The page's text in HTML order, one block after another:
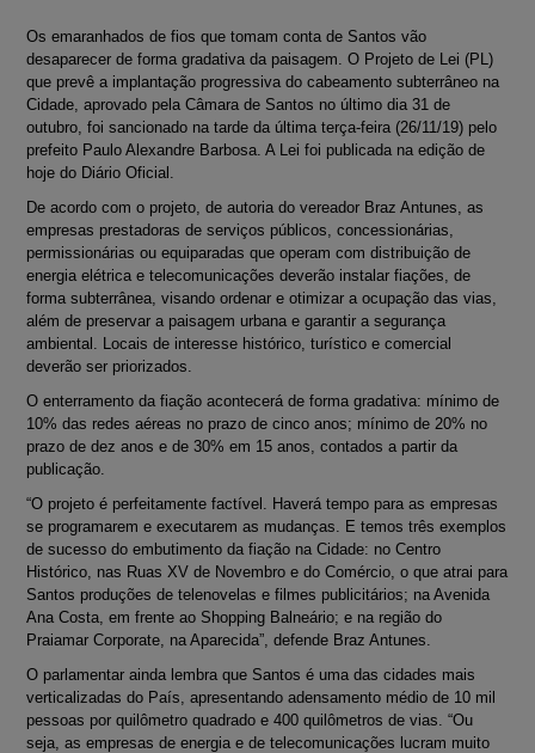
Os emaranhados de fios que tomam conta de Santos vão
desaparecer de forma gradativa da paisagem. O Projeto de Lei (PL)
que prevê a implantação progressiva do cabeamento subterrâneo na
Cidade, aprovado pela Câmara de Santos no último dia 31 de
outubro, foi sancionado na tarde da última terça-feira (26/11/19) pelo
prefeito Paulo Alexandre Barbosa. A Lei foi publicada na edição de
hoje do Diário Oficial.
De acordo com o projeto, de autoria do vereador Braz Antunes, as
empresas prestadoras de serviços públicos, concessionárias,
permissionárias ou equiparadas que operam com distribuição de
energia elétrica e telecomunicações deverão instalar fiações, de
forma subterrânea, visando ordenar e otimizar a ocupação das vias,
além de preservar a paisagem urbana e garantir a segurança
ambiental. Locais de interesse histórico, turístico e comercial
deverão ser priorizados.
O enterramento da fiação acontecerá de forma gradativa: mínimo de
10% das redes aéreas no prazo de cinco anos; mínimo de 20% no
prazo de dez anos e de 30% em 15 anos, contados a partir da
publicação.
“O projeto é perfeitamente factível. Haverá tempo para as empresas
se programarem e executarem as mudanças. E temos três exemplos
de sucesso do embutimento da fiação na Cidade: no Centro
Histórico, nas Ruas XV de Novembro e do Comércio, o que atrai para
Santos produções de telenovelas e filmes publicitários; na Avenida
Ana Costa, em frente ao Shopping Balneário; e na região do
Praiamar Corporate, na Aparecida”, defende Braz Antunes.
O parlamentar ainda lembra que Santos é uma das cidades mais
verticalizadas do País, apresentando adensamento médio de 10 mil
pessoas por quilômetro quadrado e 400 quilômetros de vias. “Ou
seja, as empresas de energia e de telecomunicações lucram muito